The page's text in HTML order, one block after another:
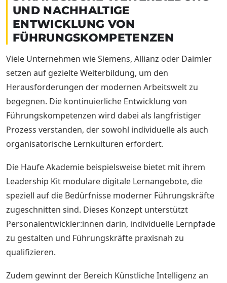
UND NACHHALTIGE
ENTWICKLUNG VON
FÜHRUNGSKOMPETENZEN
Viele Unternehmen wie Siemens, Allianz oder Daimler
setzen auf gezielte Weiterbildung, um den
Herausforderungen der modernen Arbeitswelt zu
begegnen. Die kontinuierliche Entwicklung von
Führungskompetenzen wird dabei als langfristiger
Prozess verstanden, der sowohl individuelle als auch
organisatorische Lernkulturen erfordert.
Die Haufe Akademie beispielsweise bietet mit ihrem
Leadership Kit modulare digitale Lernangebote, die
speziell auf die Bedürfnisse moderner Führungskräfte
zugeschnitten sind. Dieses Konzept unterstützt
Personalentwickler:innen darin, individuelle Lernpfade
zu gestalten und Führungskräfte praxisnah zu
qualifizieren.
Zudem gewinnt der Bereich Künstliche Intelligenz an